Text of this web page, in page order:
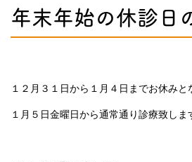
年末年始の休診日
１２月３１日から１月４日までお休みと
１月５日金曜日から通常通り診療致しま